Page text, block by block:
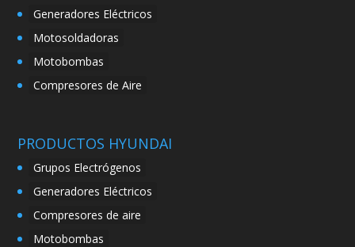
Generadores Eléctricos
Motosoldadoras
Motobombas
Compresores de Aire
PRODUCTOS HYUNDAI
Grupos Electrógenos
Generadores Eléctricos
Compresores de aire
Motobombas